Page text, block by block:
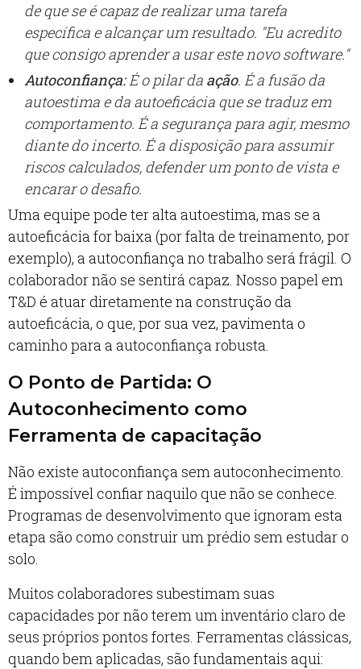
de que se é capaz de realizar uma tarefa
específica e alcançar um resultado. "Eu acredito
que consigo aprender a usar este novo software."
Autoconfiança:É o pilar da ação. É a fusão da
autoestima e da autoeficácia que se traduz em
comportamento. É a segurança para agir, mesmo
diante do incerto. É a disposição para assumir
riscos calculados, defender um ponto de vista e
encarar o desafio.
Uma equipe pode ter alta autoestima, mas se a
autoeficácia for baixa (por falta de treinamento, por
exemplo), a autoconfiança no trabalho será frágil. O
colaborador não se sentirá capaz. Nosso papel em
T&D é atuar diretamente na construção da
autoeficácia, o que, por sua vez, pavimenta o
caminho para a autoconfiança robusta.
O Ponto de Partida: O
Autoconhecimento como
Ferramenta de capacitação
Não existe autoconfiança sem autoconhecimento.
É impossível confiar naquilo que não se conhece.
Programas de desenvolvimento que ignoram esta
etapa são como construir um prédio sem estudar o
solo.
Muitos colaboradores subestimam suas
capacidades por não terem um inventário claro de
seus próprios pontos fortes. Ferramentas clássicas,
quando bem aplicadas, são fundamentais aqui: